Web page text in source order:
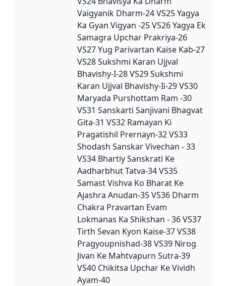
Vaigyanik Dharm-24 VS25 Yagya
Ka Gyan Vigyan -25 VS26 Yagya Ek
Samagra Upchar Prakriya-26
VS27 Yug Parivartan Kaise Kab-27
VS28 Sukshmi Karan Ujjval
Bhavishy-I-28 VS29 Sukshmi
Karan Ujjval Bhavishy-Ii-29 VS30
Maryada Purshottam Ram -30
VS31 Sanskarti Sanjivani Bhagvat
Gita-31 VS32 Ramayan Ki
Pragatishil Prernayn-32 VS33
Shodash Sanskar Vivechan - 33
VS34 Bhartiy Sanskrati Ke
Aadharbhut Tatva-34 VS35
Samast Vishva Ko Bharat Ke
Ajashra Anudan-35 VS36 Dharm
Chakra Pravartan Evam
Lokmanas Ka Shikshan - 36 VS37
Tirth Sevan Kyon Kaise-37 VS38
Pragyoupnishad-38 VS39 Nirog
Jivan Ke Mahtvapurn Sutra-39
VS40 Chikitsa Upchar Ke Vividh
Ayam-40